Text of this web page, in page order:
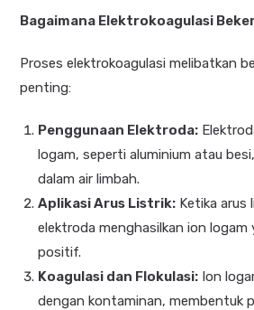
Bagaimana Elektrokoagulasi
Proses elektrokoagulasi melibatkan
penting:
Penggunaan Elektroda:
logam, seperti aluminium atau
dalam air limbah.
Aplikasi Arus Listrik: Ketika arus
elektroda menghasilkan ion logam
positif.
Koagulasi dan Flokulasi: Ion
dengan kontaminan, membentuk